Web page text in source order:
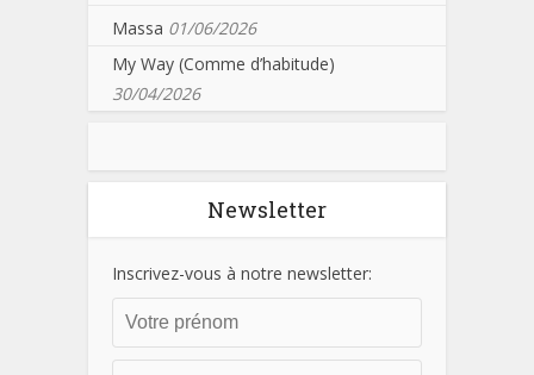
Massa 01/06/2026
My Way (Comme d’habitude)
30/04/2026
Newsletter
Inscrivez-vous à notre newsletter: